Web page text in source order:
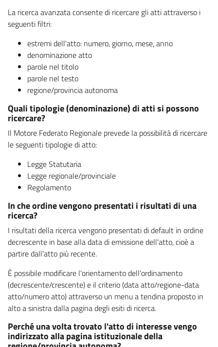
La ricerca avanzata consente di ricercare gli atti attraverso i
seguenti filtri:
estremi dell'atto: numero, giorno, mese, anno
denominazione atto
parole nel titolo
parole nel testo
regione/provincia autonoma
Quali tipologie (denominazione) di atti si possono
ricercare?
Il Motore Federato Regionale prevede la possibilità di ricercare
le seguenti tipologie di atto:
Legge Statutaria
Legge regionale/provinciale
Regolamento
In che ordine vengono presentati i risultati di una
ricerca?
I risultati della ricerca vengono presentati di default in ordine
decrescente in base alla data di emissione dell'atto, cioè a
partire dall'atto più recente.
È possibile modificare l'orientamento dell'ordinamento
(decrescente/crescente) e il criterio (data atto/regione-data
atto/numero atto) attraverso un menu a tendina proposto in
alto a sinistra dalla pagina degli esiti di ricerca.
Perché una volta trovato l'atto di interesse vengo
indirizzato alla pagina istituzionale della